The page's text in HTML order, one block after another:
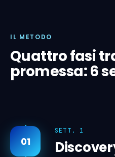
IL METODO
Quattro fasi
promessa: 6
01
SETT. 1